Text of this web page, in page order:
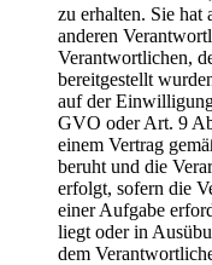
zu erhalten. Sie hat
anderen
Verantwortlichen,
bereitgestellt
auf der
GVO oder Art. 9
einem Vertrag
beruht und die
erfolgt, sofern die
einer Aufgabe
liegt oder in
dem